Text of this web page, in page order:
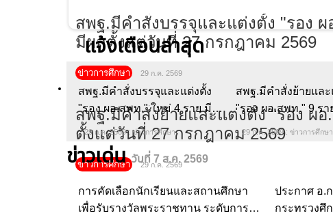
แจ้งเตือนล่าสุด
สพฐ.มีคำสั่งบรรจุและแต่งตั้ง
"รอง ผอ.สพท." ใหม่ 4 ราย มี
ผลตั้งแต่วันที่ 27 กรกฎาคม
2569
29 ก.ค. 2569 : ข่าวการศึกษา 29 ก.ค. 2569 : ข่าวการศึกษา